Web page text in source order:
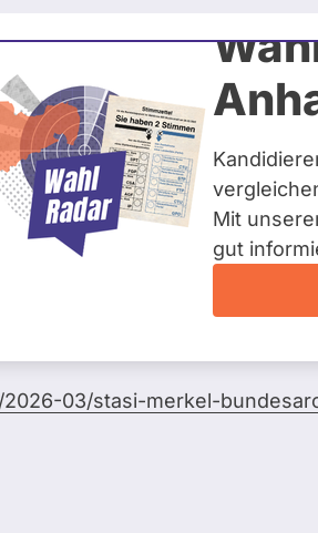
Mit
gut
Fragen beantwortet
werden- oder wollen Sie
der Bürger - dafür
treu-zuverlaessig-a-
03/stasi-merkel-